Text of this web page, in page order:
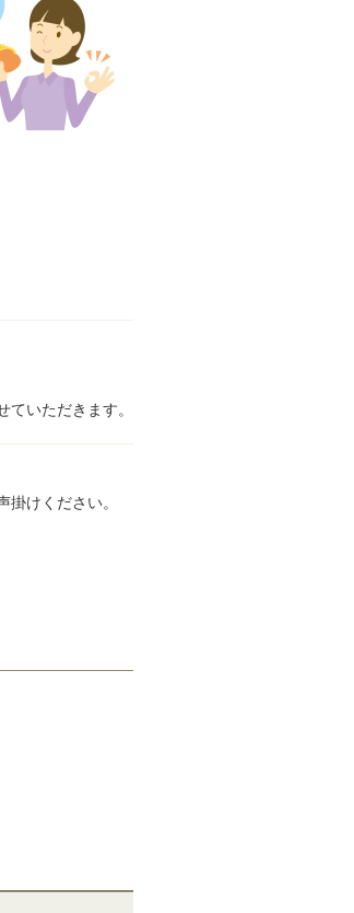
いただきます。
けください。